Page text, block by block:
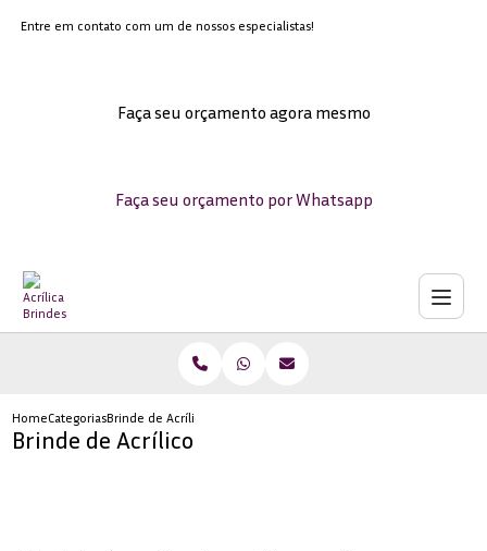
Entre em contato com um de nossos especialistas!
Faça seu orçamento agora mesmo
Faça seu orçamento por Whatsapp
HomeCategoriasBrinde de Acrílico
Brinde de Acrílico